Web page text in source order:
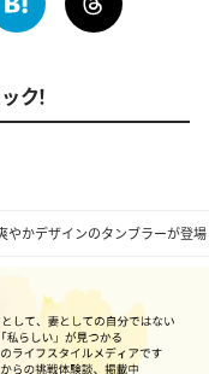
やかデザインのタンブラーが登
ク！